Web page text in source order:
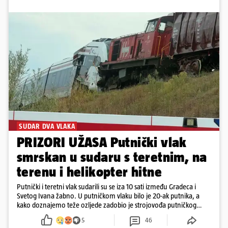
SUDAR DVA VLAKA
PRIZORI UŽASA Putnički vlak
smrskan u sudaru s teretnim, na
terenu i helikopter hitne
Putnički i teretni vlak sudarili su se iza 10 sati između Gradeca i
Svetog Ivana žabno. U putničkom vlaku bilo je 20-ak putnika, a
kako doznajemo teže ozljede zadobio je strojovođa putničkog
vlaka. Zatvoren je promet, a fotoreporteri Prigorskog objavili su
prve snimke s mjesta sudara
5 46